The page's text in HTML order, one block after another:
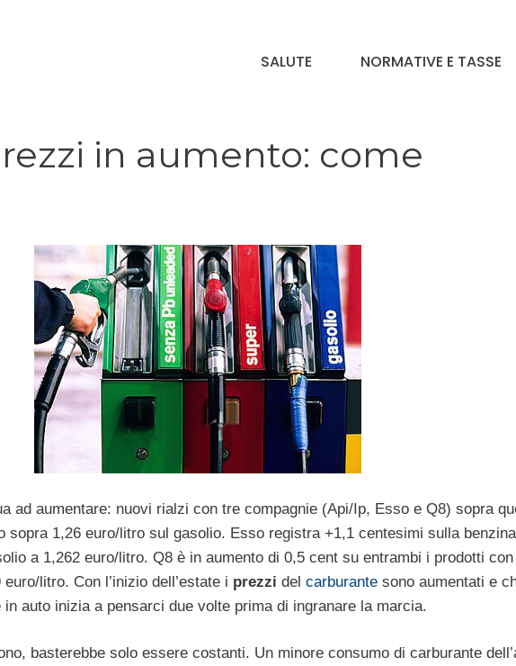
SALUTE NORMATIVE E TASSE
in aumento: come
ad aumentare: nuovi rialzi con tre compagnie (Api/Ip, Esso e Q8) sopra
sopra 1,26 euro/litro sul gasolio. Esso registra +1,1 centesimi sulla
a 1,262 euro/litro. Q8 è in aumento di 0,5 cent su entrambi i prodotti
litro. Con l’inizio dell’estate i prezzi del carburante sono aumentati e
auto inizia a pensarci due volte prima di ingranare la marcia.
basterebbe solo essere costanti. Un minore consumo di carburante